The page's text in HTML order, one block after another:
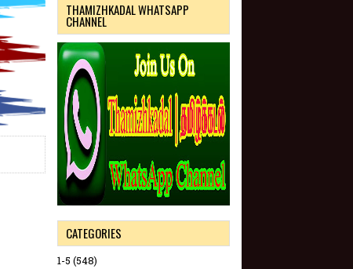
THAMIZHKADAL WHATSAPP
CHANNEL
CATEGORIES
1-5 (548)